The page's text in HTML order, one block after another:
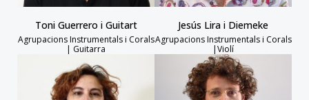
Toni Guerrero i Guitart
Agrupacions Instrumentals i Corals
| Guitarra
Jesús Lira i Diemeke
Agrupacions Instrumentals i Corals
|Violí